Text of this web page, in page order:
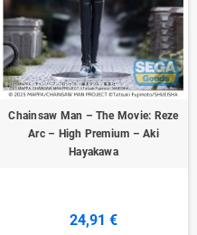
Chainsaw Man – The Movie: Reze
Arc – High Premium – Aki
Hayakawa
24,91 €